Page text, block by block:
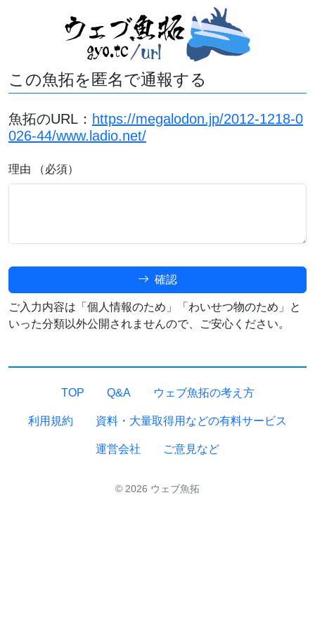
この魚拓を匿名で通報する
魚拓のURL： https://megalodon.jp/2012-1218-0
026-44/www.ladio.net/
理由 （必須）
確認
ご入力内容は「個人情報のため」「わいせつ物のため」と
いった分類以外公開されませんので、ご安心ください。
TOP Q&A ウェブ魚拓の考え方
利用規約 資料・大量取得用などの有料サービス
運営会社 ご意見など
© 2026 ウェブ魚拓